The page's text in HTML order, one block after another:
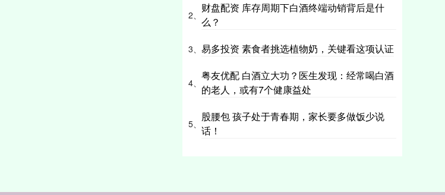
2、
财盘配资 库存周期下白酒终端动销背后是什
么？
3、 易多投资 素食者挑选植物奶，关键看这项认证
4、
粤友优配 白酒立大功？医生发现：经常喝白酒
的老人，或有7个健康益处
5、
股腰包 孩子处于青春期，家长要多做饭少说
话！